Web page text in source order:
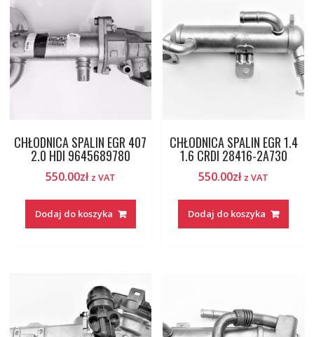
CHŁODNICA SPALIN EGR 407
2.0 HDI 9645689780
550.00zł z VAT
Dodaj do koszyka
CHŁODNICA SPALIN EGR 1.4
1.6 CRDI 28416-2A730
550.00zł z VAT
Dodaj do koszyka